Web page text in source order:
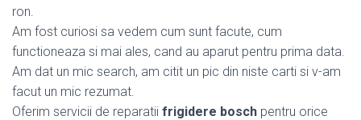
ron.
Am fost curiosi sa vedem cum sunt facute, cum
functioneaza si mai ales, cand au aparut pentru prima data.
Am dat un mic search, am citit un pic din niste carti si v-am
facut un mic rezumat.
Oferim servicii de reparatii frigidere bosch pentru orice